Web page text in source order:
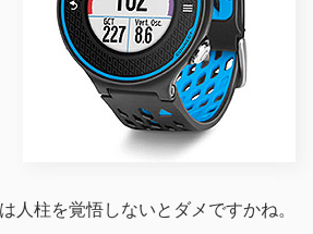
人柱を覚悟しないとダメですかね。